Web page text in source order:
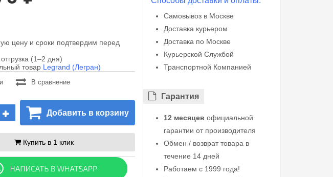
цену и сроки подтвердим перед
(1–2 дня)
товар Legrand (Легран)
В сравнение
Добавить в корзину
Купить в 1 клик
Самовывоз в Москве
Доставка курьером
Доставка по Москве
Курьерской Службой
Транспортной Компанией
Гарантия
12 месяцев официальной
гарантии от производителя
Обмен / возврат товара в
течение 14 дней
Работаем с 1999 года!